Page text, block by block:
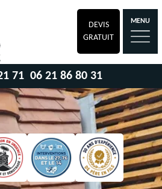
DEVIS
GRATUIT
MENU
71 06 21 86 80 31